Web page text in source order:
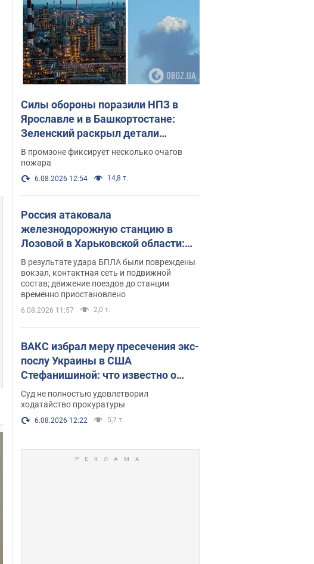
Силы обороны поразили НПЗ в
Ярославле и в Башкортостане:
Зеленский раскрыл детали
операции. Фото и видео
В промзоне фиксирует несколько очагов
пожара
6.08.2026 12:54 14,8 т.
Россия атаковала
железнодорожную станцию в
Лозовой в Харьковской области:
есть погибшие и раненые
В результате удара БПЛА были повреждены
вокзал, контактная сеть и подвижной
состав; движение поездов до станции
временно приостановлено
6.08.2026 11:57 2,0 т.
ВАКС избрал меру пресечения экс-
послу Украины в США
Стефанишиной: что известно о
деле
Суд не полностью удовлетворил
ходатайство прокуратуры
6.08.2026 12:22 5,7 т.